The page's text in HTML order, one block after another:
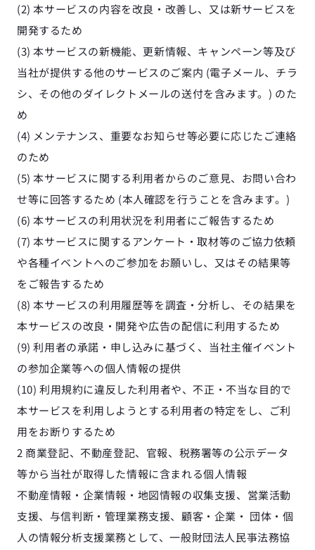
(2) 本サービスの内容を改良・改善し、又は新サービスを
開発するため
(3) 本サービスの新機能、更新情報、キャンペーン等及び
当社が提供する他のサービスのご案内 (電子メール、チラ
シ、その他のダイレクトメールの送付を含みます。) のた
め
(4) メンテナンス、重要なお知らせ等必要に応じたご連絡
のため
(5) 本サービスに関する利用者からのご意見、お問い合わ
せ等に回答するため (本人確認を行うことを含みます。)
(6) 本サービスの利用状況を利用者にご報告するため
(7) 本サービスに関するアンケート・取材等のご協力依頼
や各種イベントへのご参加をお願いし、又はその結果等
をご報告するため
(8) 本サービスの利用履歴等を調査・分析し、その結果を
本サービスの改良・開発や広告の配信に利用するため
(9) 利用者の承諾・申し込みに基づく、当社主催イベント
の参加企業等への個人情報の提供
(10) 利用規約に違反した利用者や、不正・不当な目的で
本サービスを利用しようとする利用者の特定をし、ご利
用をお断りするため
2 商業登記、不動産登記、官報、税務署等の公示データ
等から当社が取得した情報に含まれる個人情報
不動産情報・企業情報・地図情報の収集支援、営業活動
支援、与信判断・管理業務支援、顧客・企業・ 団体・個
人の情報分析支援業務として、一般財団法人民亊法務協